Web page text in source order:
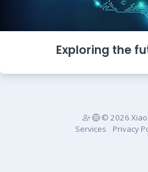
Exploring the
© 2026
Services
Privacy